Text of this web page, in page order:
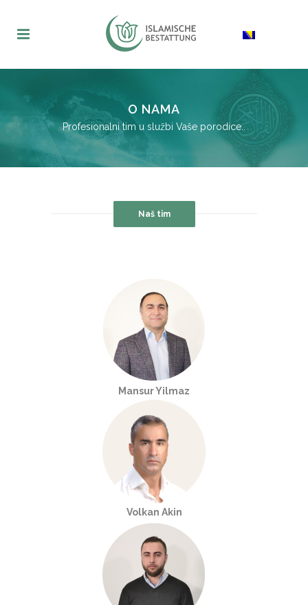
O NAMA
Profesionalni tim u službi Vaše porodice..
Naš tim
Mansur Yilmaz
Volkan Akin